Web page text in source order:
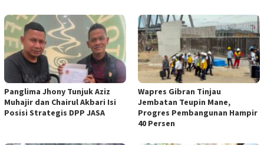
Panglima Jhony Tunjuk Aziz
Muhajir dan Chairul Akbari Isi
Posisi Strategis DPP JASA
Wapres Gibran Tinjau
Jembatan Teupin Mane,
Progres Pembangunan Hampir
40 Persen